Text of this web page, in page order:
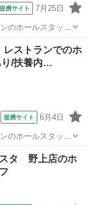
提携サイト 7月25日
のホールスタッフ
ない時間や 学校
レストランでのホ
り/扶養内…
提携サイト 6月4日
のホールスタッフ
ない時間や 学校
スタ 野上店のホ